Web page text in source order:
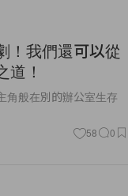
！我們還可以從
！
角般在別的辦公室生存
58 0